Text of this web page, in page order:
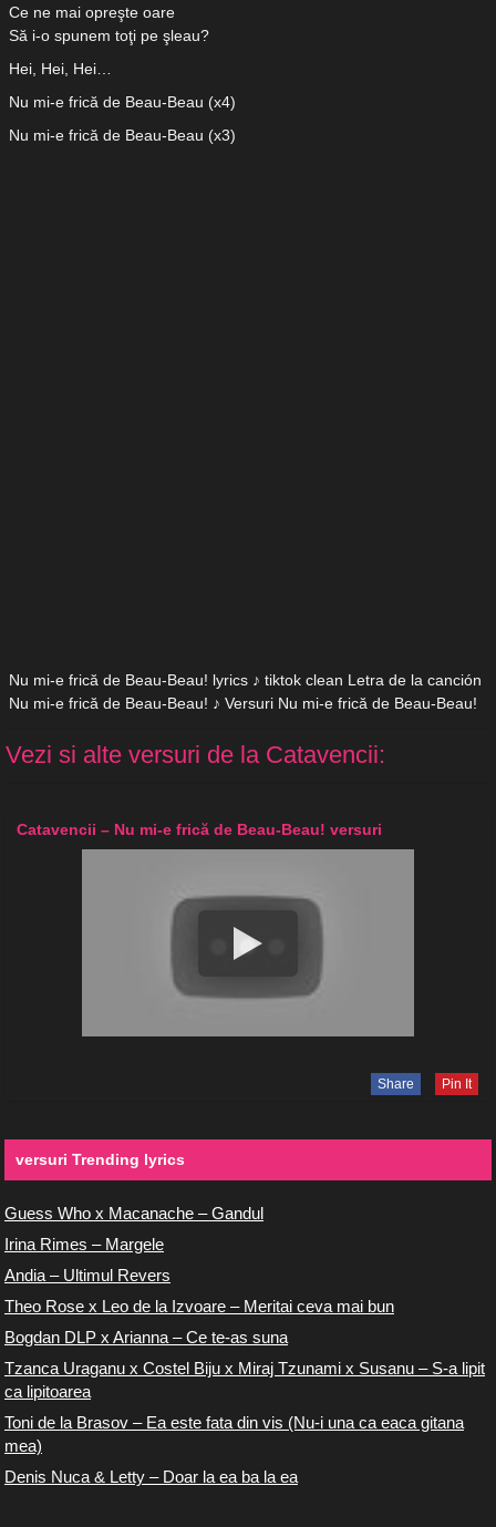
Ce ne mai opreşte oare
Să i-o spunem toţi pe şleau?
Hei, Hei, Hei…
Nu mi-e frică de Beau-Beau (x4)
Nu mi-e frică de Beau-Beau (x3)
Nu mi-e frică de Beau-Beau! lyrics ♪ tiktok clean Letra de la canción
Nu mi-e frică de Beau-Beau! ♪ Versuri Nu mi-e frică de Beau-Beau!
Vezi si alte versuri de la Catavencii:
Catavencii – Nu mi-e frică de Beau-Beau! versuri
Share Pin It
versuri Trending lyrics
Guess Who x Macanache – Gandul
Irina Rimes – Margele
Andia – Ultimul Revers
Theo Rose x Leo de la Izvoare – Meritai ceva mai bun
Bogdan DLP x Arianna – Ce te-as suna
Tzanca Uraganu x Costel Biju x Miraj Tzunami x Susanu – S-a lipit
ca lipitoarea
Toni de la Brasov – Ea este fata din vis (Nu-i una ca eaca gitana
mea)
Denis Nuca & Letty – Doar la ea ba la ea